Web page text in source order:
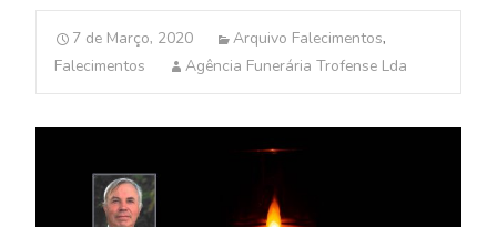
7 de Março, 2020 Arquivo Falecimentos,
Falecimentos
Agência Funerária Trofense Lda